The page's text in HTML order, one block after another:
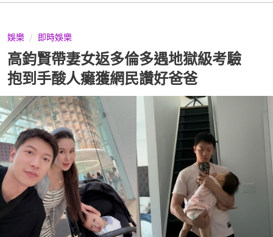
娛樂 即時娛樂
高鈞賢帶妻女返多倫多遇地獄級考驗
抱到手酸人癱獲網民讚好爸爸